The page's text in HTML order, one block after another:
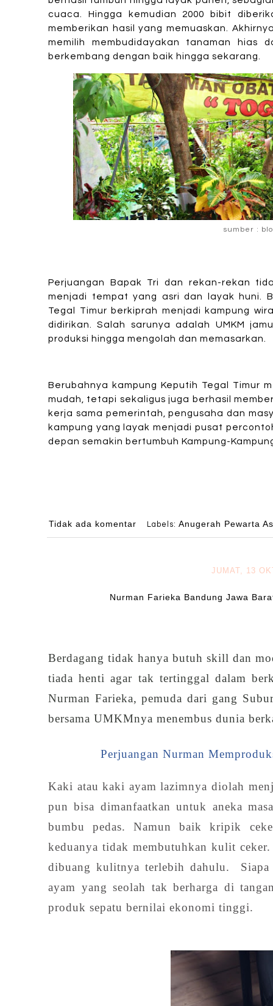
cuaca. Hingga kemudian 2000 bibit
memberikan hasil yang memuaskan.
memilih membudidayakan tanaman hias
berkembang dengan baik hingga sekarang.
sumber :
Perjuangan Bapak Tri dan rekan-rekan
menjadi tempat yang asri dan layak huni.
Tegal Timur berkiprah menjadi kampung
didirikan. Salah sarunya adalah UMKM
produksi hingga mengolah dan memasarkan.
Berubahnya kampung Keputih Tegal Timur
mudah, tetapi sekaligus juga berhasil
kerja sama pemerintah, pengusaha dan
kampung yang layak menjadi pusat
depan semakin bertumbuh Kampung-
Tidak ada komentar Labels:Anugerah Pewarta
JUMAT, 13
Nurman Farieka Bandung Jawa
Berdagang tidak hanya butuh skill dan
tiada henti agar tak tertinggal dalam
Nurman Farieka, pemuda dari gang
bersama UMKMnya menembus dunia
Perjuangan Nurman
Kaki atau kaki ayam lazimnya diolah
pun bisa dimanfaatkan untuk aneka
bumbu pedas. Namun baik kripik
keduanya tidak membutuhkan kulit
dibuang kulitnya terlebih dahulu.
ayam yang seolah tak berharga di
produk sepatu bernilai ekonomi tinggi.